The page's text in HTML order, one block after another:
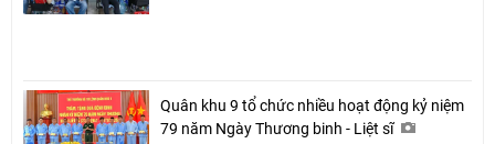
Quân khu 9 tổ chức nhiều hoạt động kỷ niệm
79 năm Ngày Thương binh - Liệt sĩ